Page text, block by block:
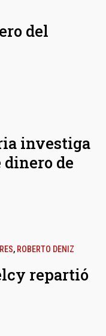
del
investiga
de
, ROBERTO DENIZ
repartió